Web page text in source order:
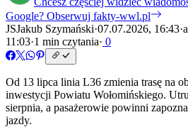
Google? Obserwuj fakty-wwl.pl
JSJakub Szymański·07.07.2026, 16:43·
11:03·1 min czytania· 0
Od 13 lipca linia L36 zmienia trasę na
inwestycji Powiatu Wołomińskiego.
sierpnia, a pasażerowie powinni
jazdy.